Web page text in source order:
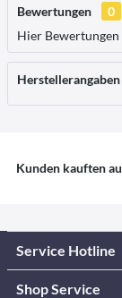
Bewertungen
0
Hier Bewertungen
Herstellerangaben
Kunden kauften
Service Hotline
Shop Service